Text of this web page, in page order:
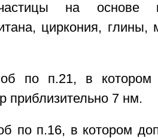
на основе
циркония, глины,
по п.21, в котором
приблизительно 7 нм.
по п.16, в котором